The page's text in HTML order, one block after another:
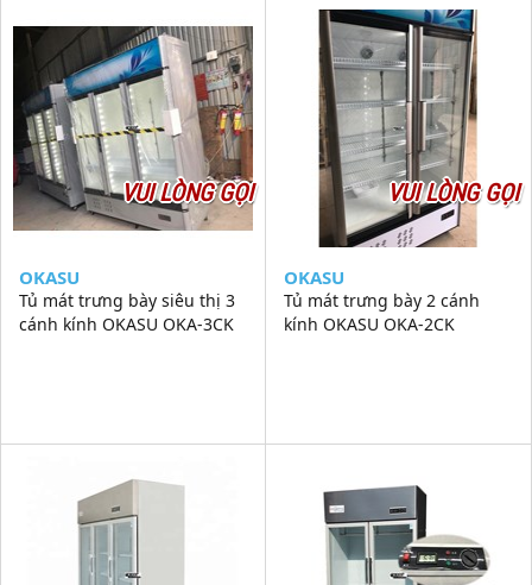
VUI LÒNG GỌI
OKASU
Tủ mát trưng bày siêu thị 3
cánh kính OKASU OKA-3CK
VUI LÒNG GỌI
OKASU
Tủ mát trưng bày 2 cánh
kính OKASU OKA-2CK